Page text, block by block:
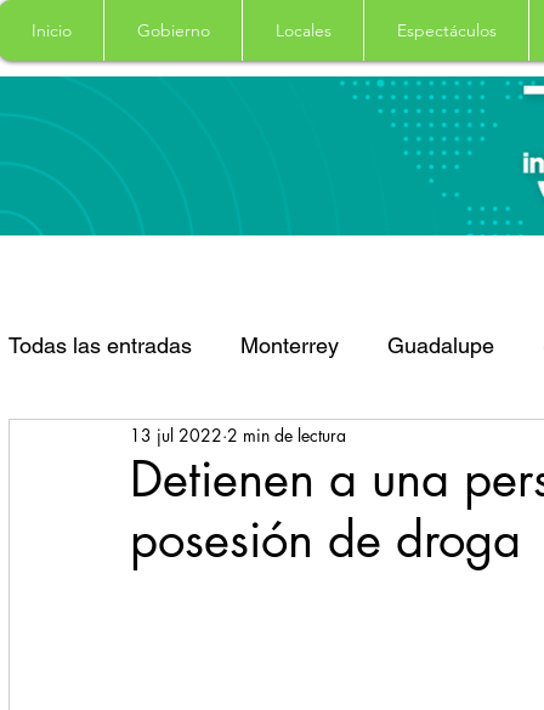
Inicio Gobierno Locales Espectáculos
Todas las entradas Monterrey Guadalupe
Santa Catarina San Pedro Garza Garcia
Espectaculos Clima Principal Salud
Detienen a una
posesión de droga
13 jul 2022 2 min de lectura